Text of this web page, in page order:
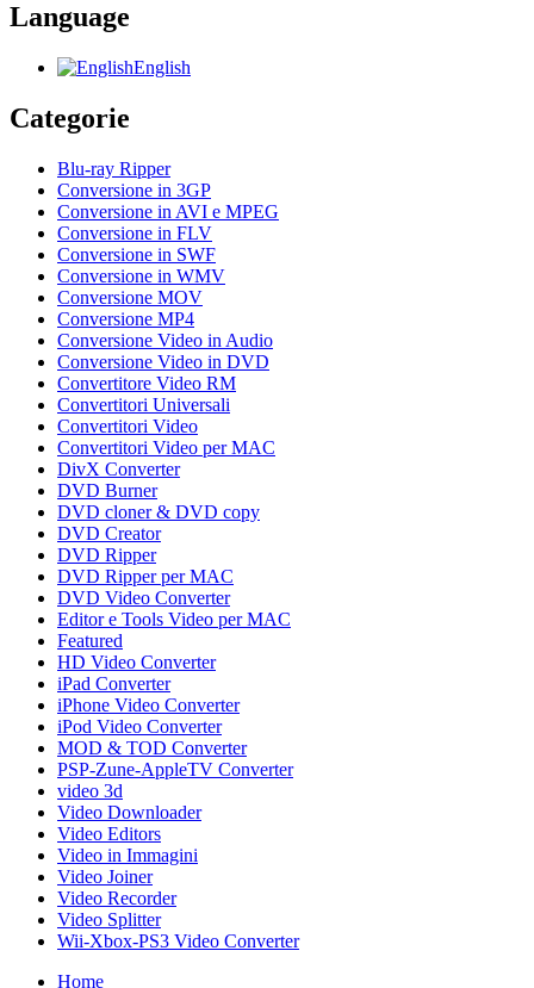
Language
English
Categorie
Blu-ray Ripper
Conversione in 3GP
Conversione in AVI e MPEG
Conversione in FLV
Conversione in SWF
Conversione in WMV
Conversione MOV
Conversione MP4
Conversione Video in Audio
Conversione Video in DVD
Convertitore Video RM
Convertitori Universali
Convertitori Video
Convertitori Video per MAC
DivX Converter
DVD Burner
DVD cloner & DVD copy
DVD Creator
DVD Ripper
DVD Ripper per MAC
DVD Video Converter
Editor e Tools Video per MAC
Featured
HD Video Converter
iPad Converter
iPhone Video Converter
iPod Video Converter
MOD & TOD Converter
PSP-Zune-AppleTV Converter
video 3d
Video Downloader
Video Editors
Video in Immagini
Video Joiner
Video Recorder
Video Splitter
Wii-Xbox-PS3 Video Converter
Home